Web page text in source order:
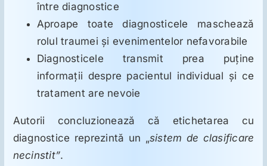
între diagnostice
Aproape toate diagnosticele maschează
rolul traumei și evenimentelor nefavorabile
Diagnosticele transmit prea puține
informații despre pacientul individual și ce
tratament are nevoie
Autorii concluzionează că etichetarea cu
diagnostice reprezintă un „sistem de clasificare
necinstit”.